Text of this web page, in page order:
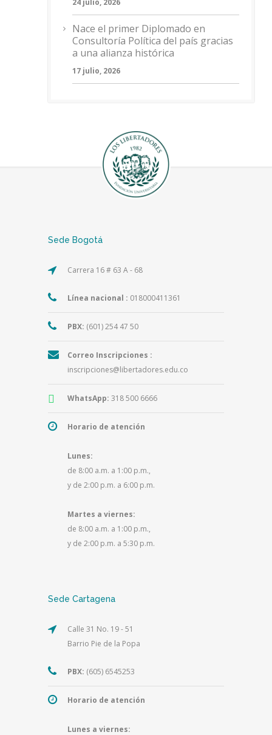
Nace el primer Diplomado en
Consultoría Política del país gracias
a una alianza histórica
17 julio, 2026
Sede Bogotá
Carrera 16 # 63 A - 68
Línea nacional : 018000411361
PBX: (601) 254 47 50
Correo Inscripciones :
inscripciones@libertadores.edu.co
WhatsApp: 318 500 6666
Horario de atención
Lunes:
de 8:00 a.m. a 1:00 p.m.,
y de 2:00 p.m. a 6:00 p.m.
Martes a viernes:
de 8:00 a.m. a 1:00 p.m.,
y de 2:00 p.m. a 5:30 p.m.
Sede Cartagena
Calle 31 No. 19 - 51
Barrio Pie de la Popa
PBX: (605) 6545253
Horario de atención
Lunes a viernes: